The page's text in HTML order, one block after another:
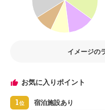
イメージの
お気に入りポイント
1位 宿泊施設あり